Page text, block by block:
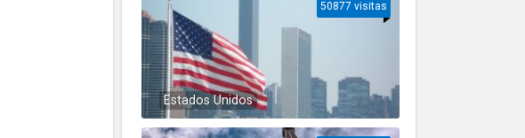
Estados Unidos
50877 visitas